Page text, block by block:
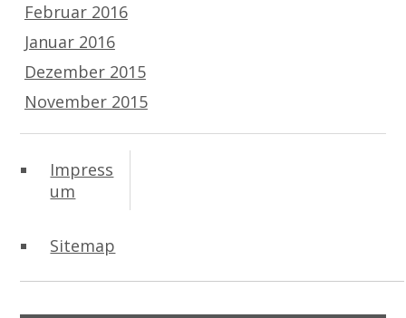
Februar 2016
Januar 2016
Dezember 2015
November 2015
Impress
um
Sitemap